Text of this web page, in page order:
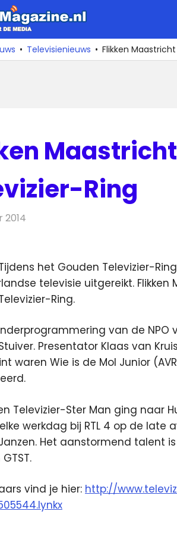
Televisienieuws Flikken
Ring
2014
het Gouden Televizier-
televisie uitgereikt. Flikken
Ring.
van de NPO
Presentator Klaas van
waren Wie is de Mol Junior
Televizier-Ster Man ging naar
werkdag bij RTL 4 op de late
Het aanstormend talent
vind je hier: http://